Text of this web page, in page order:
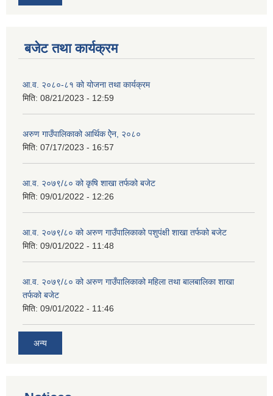
बजेट तथा कार्यक्रम
आ.व. २०८०-८१ को योजना तथा कार्यक्रम
मिति: 08/21/2023 - 12:59
अरुण गाउँपालिकाको आर्थिक ऐेन, २०८०
मिति: 07/17/2023 - 16:57
आ.व. २०७९/८० को कृषि शाखा तर्फको बजेट
मिति: 09/01/2022 - 12:26
आ.व. २०७९/८० को अरुण गाउँपालिकाको पशुपंक्षी शाखा तर्फको बजेट
मिति: 09/01/2022 - 11:48
आ.व. २०७९/८० को अरुण गाउँपालिकाको महिला तथा बालबालिका शाखा
तर्फको बजेट
मिति: 09/01/2022 - 11:46
अन्य